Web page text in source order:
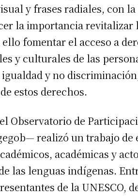
y frases radiales, con
la importancia revitalizar
fomentar el acceso a
y culturales de las
y no
estos derechos.
Observatorio de
realizó un trabajo de
académicas y
las lenguas indígenas.
de la UNESCO,